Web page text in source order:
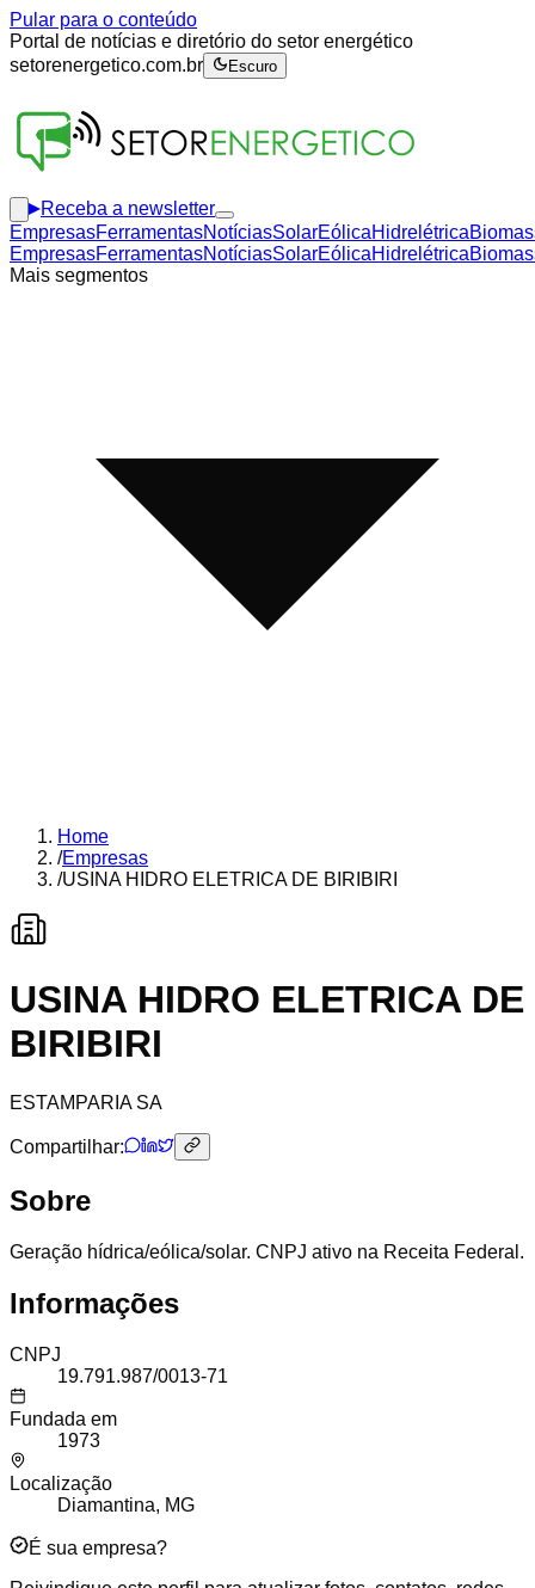
Pular para o conteúdo
Portal de notícias e diretório do setor energético
setorenergetico.com.br
Escuro
Receba a newsletter
EmpresasFerramentasNotíciasSolarEólicaHidrelétrica
EmpresasFerramentasNotíciasSolarEólicaHidrelétrica
Mais segmentos
Home
/Empresas
/USINA HIDRO ELETRICA DE BIRIBIRI
USINA HIDRO ELETRICA DE
BIRIBIRI
ESTAMPARIA SA
Compartilhar:
Sobre
Geração hídrica/eólica/solar. CNPJ ativo na Receita Federal.
Informações
CNPJ
19.791.987/0013-71
Fundada em
1973
Localização
Diamantina, MG
É sua empresa?